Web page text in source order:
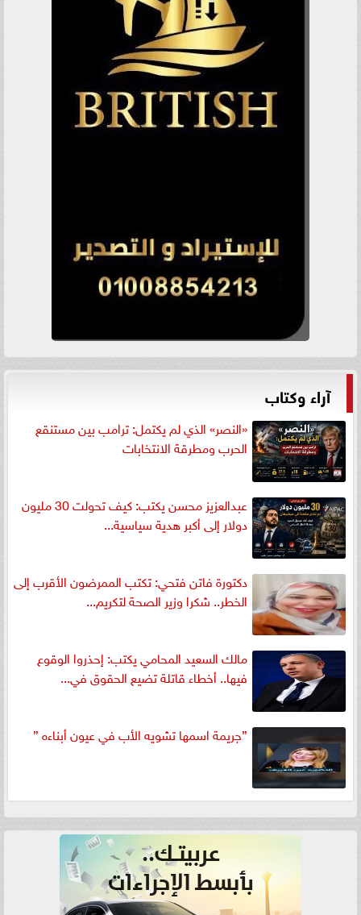
آراء وكتاب
«النصر» الذي لم يكتمل: ترامب بين مستنقع
الحرب ومطرقة الانتخابات
عبدالعزيز محسن يكتب: كيف تحولت 30 مليون
دولار إلى أكبر هدية سياسية...
دكتورة فاتن فتحي: تكتب الممرضون الأقرب إلى
الخطر.. شكرا وزير الصحة لتكريم...
مالك السعيد المحامي يكتب: إحذروا الوقوع
فيها.. أخطاء قاتلة تضيع الحقوق في...
”جريمة اسمها تشويه الأب في عيون أبناءه ”